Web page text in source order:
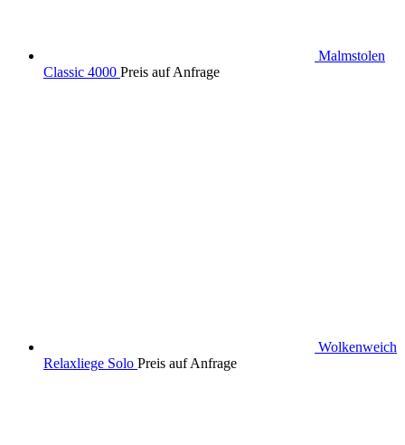
Malmstolen
Classic 4000 Preis auf Anfrage
Wolkenweich
Relaxliege Solo Preis auf Anfrage